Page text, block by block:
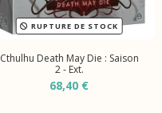
RUPTURE DE STOCK
Cthulhu Death May Die : Saison
2 - Ext.
68,40 €